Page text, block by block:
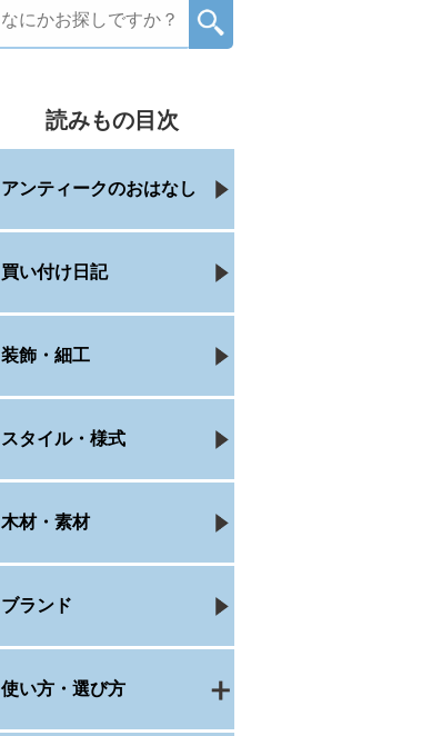
読みもの目次
アンティークのおはなし
買い付け日記
装飾・細工
スタイル・様式
木材・素材
ブランド
使い方・選び方